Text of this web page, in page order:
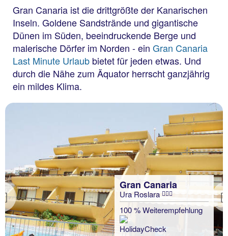
Gran Canaria ist die drittgrößte der Kanarischen
Inseln. Goldene Sandstrände und gigantische
Dünen im Süden, beeindruckende Berge und
malerische Dörfer im Norden - ein Gran Canaria
Last Minute Urlaub bietet für jeden etwas. Und
durch die Nähe zum Äquator herrscht ganzjährig
ein mildes Klima.
Previous
Gran Canaria
Ura Roslara
100 % Weiterempfehlung